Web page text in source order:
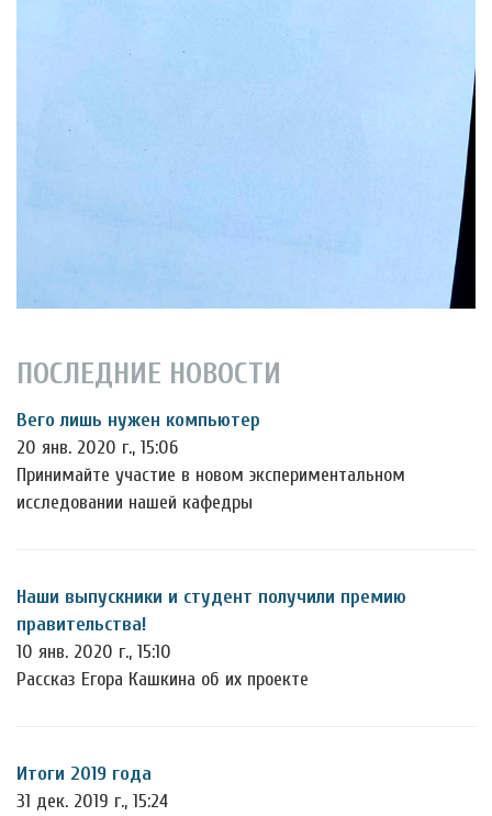
ПОСЛЕДНИЕ НОВОСТИ
Вего лишь нужен компьютер
20 янв. 2020 г., 15:06
Принимайте участие в новом экспериментальном
исследовании нашей кафедры
Наши выпускники и студент получили премию
правительства!
10 янв. 2020 г., 15:10
Рассказ Егора Кашкина об их проекте
Итоги 2019 года
31 дек. 2019 г., 15:24